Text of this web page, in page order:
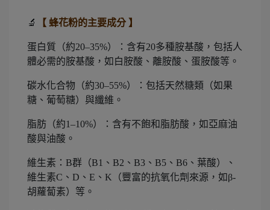
🔬 【 蜂花粉的主要成分 】
蛋白質（約20–35%）：含有20多種胺基酸，包括人
體必需的胺基酸，如白胺酸、離胺酸、蛋胺酸等。
碳水化合物（約30–55%）：包括天然糖類（如果
糖、葡萄糖）與纖維。
脂肪（約1–10%）：含有不飽和脂肪酸，如亞麻油
酸與油酸。
維生素：B群（B1、B2、B3、B5、B6、葉酸）、
維生素C、D、E、K（豐富的抗氧化劑來源，如β-
胡蘿蔔素）等。